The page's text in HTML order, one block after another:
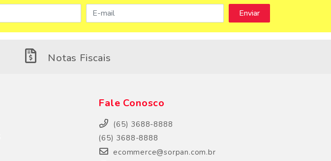
Notas Fiscais
Fale Conosco
(65) 3688-8888
(65) 3688-8888
ecommerce@sorpan.com.br